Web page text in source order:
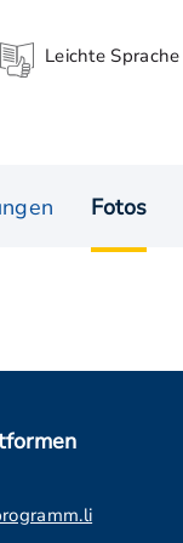
Leichte Sprache
Fotos